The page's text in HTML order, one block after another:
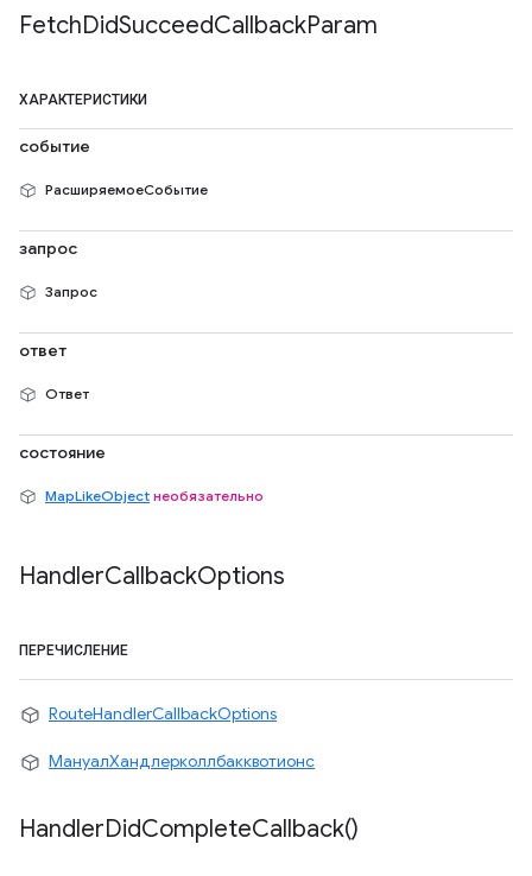
FetchDidSucceedCallbackParam
ХАРАКТЕРИСТИКИ
событие
РасширяемоеСобытие
запрос
Запрос
ответ
Ответ
состояние
MapLikeObject необязательно
HandlerCallbackOptions
ПЕРЕЧИСЛЕНИЕ
RouteHandlerCallbackOptions
МануалХандлерколлбакквотионс
HandlerDidCompleteCallback()